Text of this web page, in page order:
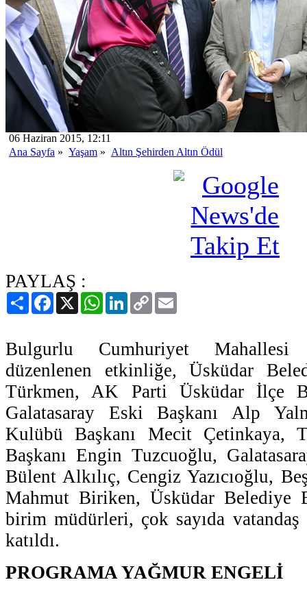
06 Haziran 2015, 12:11
Ana Sayfa » Yaşam » Altın Şehirden Altın Ödül
PAYLAŞ :
PaylaşFacebook
X WhatsAppLinkedIn
Copy
Link
Bulgurlu Cumhuriyet Mahallesi
düzenlenen etkinliğe, Üsküdar
Türkmen, AK Parti Üsküdar İlçe
Galatasaray Eski Başkanı Alp
Kulübü Başkanı Mecit Çetinkaya,
Başkanı Engin Tuzcuoğlu,
Bülent Alkılıç, Cengiz Yazıcıoğlu,
Mahmut Biriken, Üsküdar Belediye
birim müdürleri, çok sayıda vatandaş
katıldı.
PROGRAMA YAĞMUR ENGELİ